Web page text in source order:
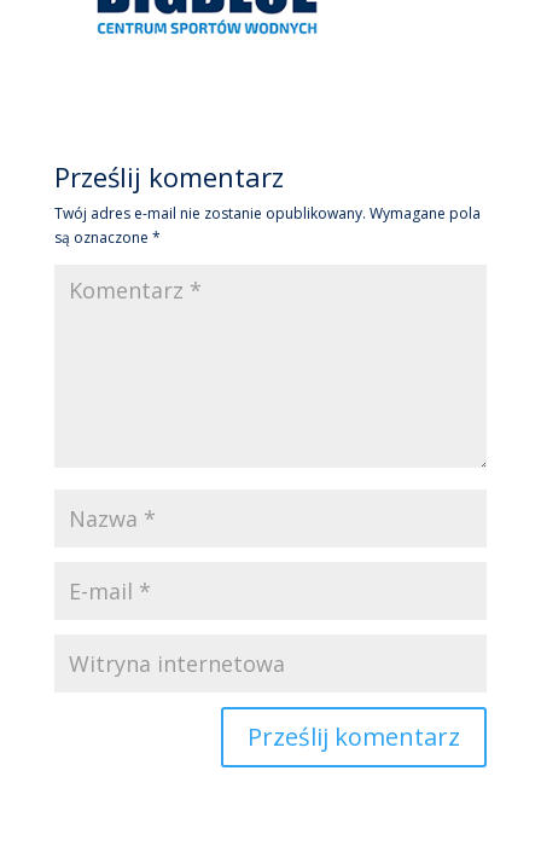
Prześlij komentarz
Twój adres e-mail nie zostanie opublikowany. Wymagane pola
są oznaczone *